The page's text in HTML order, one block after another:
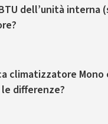
dell’unità interna
climatizzatore Mono
differenze?